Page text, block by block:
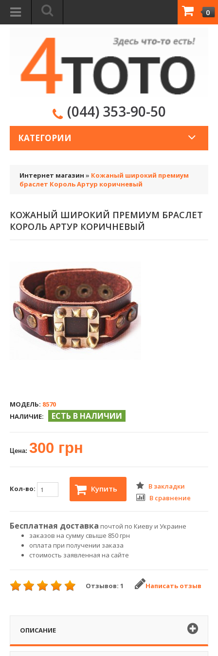
0
(044) 353-90-50
КАТЕГОРИИ
Интернет магазин » Кожаный широкий премиум
браслет Король Артур коричневый
КОЖАНЫЙ ШИРОКИЙ ПРЕМИУМ БРАСЛЕТ
КОРОЛЬ АРТУР КОРИЧНЕВЫЙ
МОДЕЛЬ: 8570
НАЛИЧИЕ:
ЕСТЬ В НАЛИЧИИ
Цена: 300 грн
Кол-во: Купить
В закладки
В сравнение
Бесплатная доставка почтой по Киеву и Украине
заказов на сумму свыше 850 грн
оплата при получении заказа
стоимость заявленная на сайте
Отзывов: 1 Написать отзыв
ОПИСАНИЕ